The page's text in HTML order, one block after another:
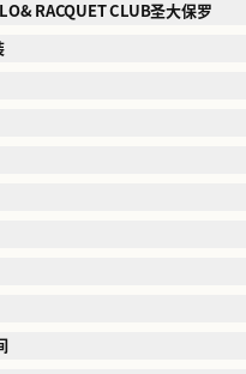
RACQUET CLUB圣大保罗